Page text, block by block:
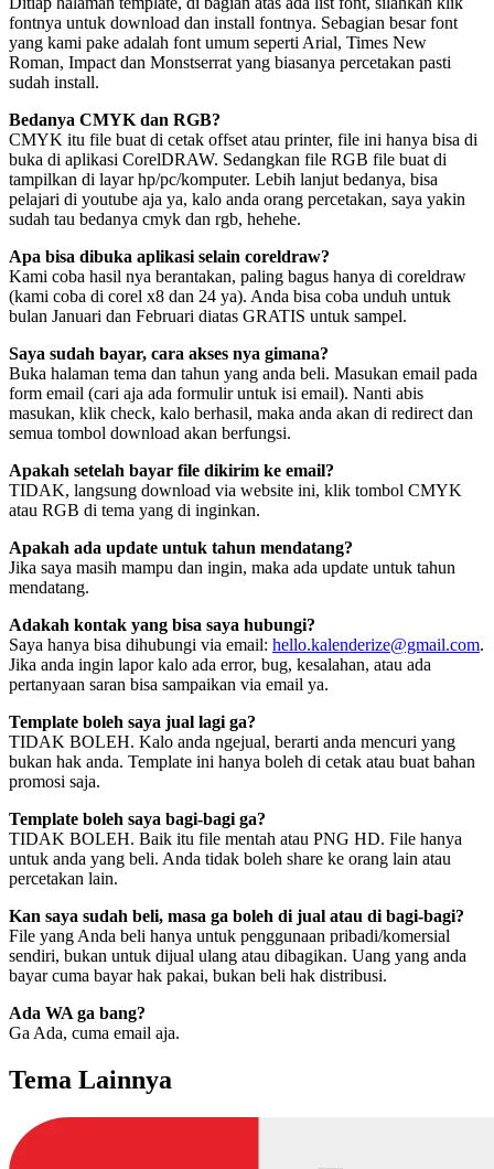
fontnya untuk download dan install fontnya. Sebagian besar font
yang kami pake adalah font umum seperti Arial, Times New
Roman, Impact dan Monstserrat yang biasanya percetakan pasti
sudah install.
Bedanya CMYK dan RGB?
CMYK itu file buat di cetak offset atau printer, file ini hanya bisa di
buka di aplikasi CorelDRAW. Sedangkan file RGB file buat di
tampilkan di layar hp/pc/komputer. Lebih lanjut bedanya, bisa
pelajari di youtube aja ya, kalo anda orang percetakan, saya yakin
sudah tau bedanya cmyk dan rgb, hehehe.
Apa bisa dibuka aplikasi selain coreldraw?
Kami coba hasil nya berantakan, paling bagus hanya di coreldraw
(kami coba di corel x8 dan 24 ya). Anda bisa coba unduh untuk
bulan Januari dan Februari diatas GRATIS untuk sampel.
Saya sudah bayar, cara akses nya gimana?
Buka halaman tema dan tahun yang anda beli. Masukan email pada
form email (cari aja ada formulir untuk isi email). Nanti abis
masukan, klik check, kalo berhasil, maka anda akan di redirect dan
semua tombol download akan berfungsi.
Apakah setelah bayar file dikirim ke email?
TIDAK, langsung download via website ini, klik tombol CMYK
atau RGB di tema yang di inginkan.
Apakah ada update untuk tahun mendatang?
Jika saya masih mampu dan ingin, maka ada update untuk tahun
mendatang.
Adakah kontak yang bisa saya hubungi?
Saya hanya bisa dihubungi via email: hello.kalenderize@gmail.com.
Jika anda ingin lapor kalo ada error, bug, kesalahan, atau ada
pertanyaan saran bisa sampaikan via email ya.
Template boleh saya jual lagi ga?
TIDAK BOLEH. Kalo anda ngejual, berarti anda mencuri yang
bukan hak anda. Template ini hanya boleh di cetak atau buat bahan
promosi saja.
Template boleh saya bagi-bagi ga?
TIDAK BOLEH. Baik itu file mentah atau PNG HD. File hanya
untuk anda yang beli. Anda tidak boleh share ke orang lain atau
percetakan lain.
Kan saya sudah beli, masa ga boleh di jual atau di bagi-bagi?
File yang Anda beli hanya untuk penggunaan pribadi/komersial
sendiri, bukan untuk dijual ulang atau dibagikan. Uang yang anda
bayar cuma bayar hak pakai, bukan beli hak distribusi.
Ada WA ga bang?
Ga Ada, cuma email aja.
Tema Lainnya